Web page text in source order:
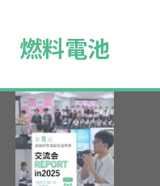
燃料電池